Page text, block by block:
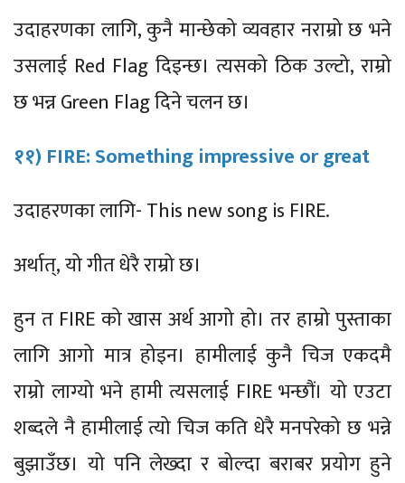
उदाहरणका लागि, कुनै मान्छेको व्यवहार नराम्रो छ भने
उसलाई Red Flag दिइन्छ। त्यसको ठिक उल्टो, राम्रो
छ भन्न Green Flagदिने चलन छ।
११) FIRE: Something impressive or great
उदाहरणका लागि- This new song is FIRE.
अर्थात्, यो गीत धेरै राम्रो छ।
हुन त FIRE को खास अर्थ आगो हो। तर हाम्रो पुस्ताका
लागि आगो मात्र होइन। हामीलाई कुनै चिज एकदमै
राम्रो लाग्यो भने हामी त्यसलाई FIRE भन्छौं। यो एउटा
शब्दले नै हामीलाई त्यो चिज कति धेरै मनपरेको छ भन्ने
बुझाउँछ। यो पनि लेख्दा र बोल्दा बराबर प्रयोग हुने